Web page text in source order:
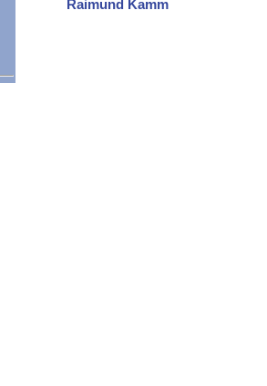
Raimund Kamm